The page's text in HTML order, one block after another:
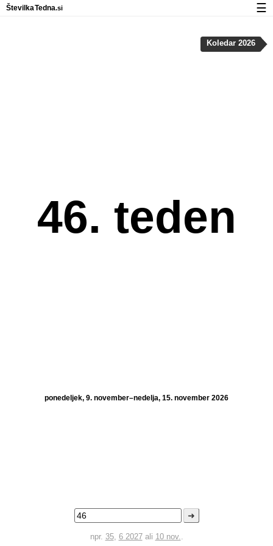
46. teden
ponedeljek, 9. november–nedelja, 15. november 2026
➜
npr. 35, 6 2027ali 10 nov..
Koledar 2026
ŠtevilkaTedna.si ☰